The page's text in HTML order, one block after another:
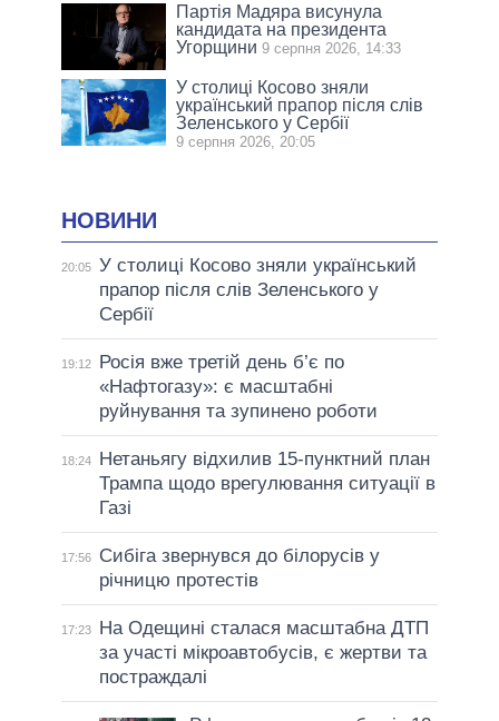
Партія Мадяра висунула
кандидата на президента
Угорщини 9 серпня 2026, 14:33
У столиці Косово зняли
український прапор після слів
Зеленського у Сербії
9 серпня 2026, 20:05
НОВИНИ
20:05 У столиці Косово зняли український
прапор після слів Зеленського у
Сербії
19:12
Росія вже третій день б’є по
«Нафтогазу»: є масштабні
руйнування та зупинено роботи
18:24
Нетаньягу відхилив 15-пунктний план
Трампа щодо врегулювання ситуації в
Газі
17:56
Сибіга звернувся до білорусів у
річницю протестів
17:23
На Одещині сталася масштабна ДТП
за участі мікроавтобусів, є жертви та
постраждалі